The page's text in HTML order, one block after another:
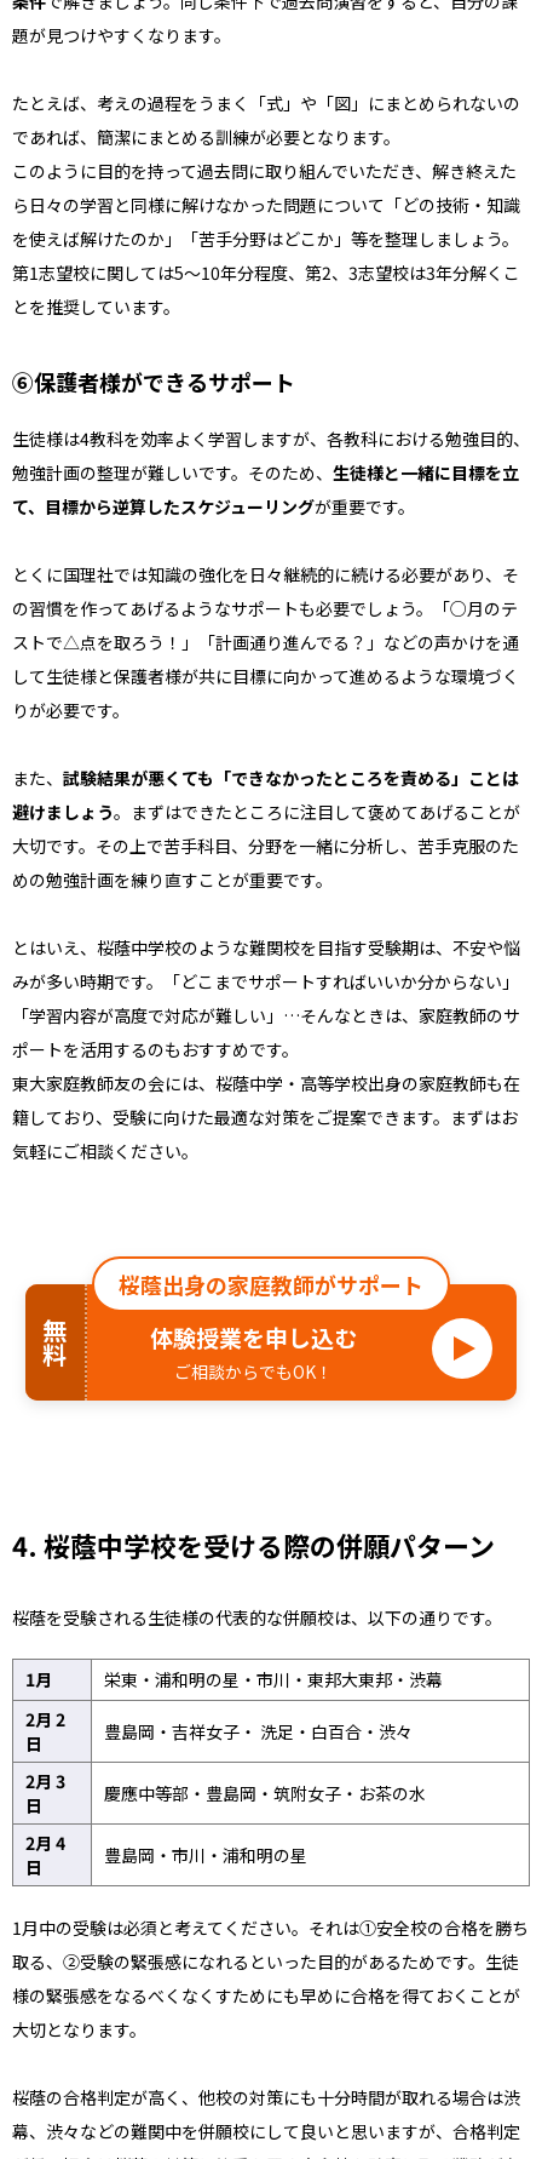
題が見つけやすくなります。
たとえば、考えの過程をうまく「式」や「図」にまとめられないの
であれば、簡潔にまとめる訓練が必要となります。
このように目的を持って過去問に取り組んでいただき、解き終えた
ら日々の学習と同様に解けなかった問題について「どの技術・知識
を使えば解けたのか」「苦手分野はどこか」等を整理しましょう。
第1志望校に関しては5〜10年分程度、第2、3志望校は3年分解くこ
とを推奨しています。
⑥保護者様ができるサポート
生徒様は4教科を効率よく学習しますが、各教科における勉強目的、
勉強計画の整理が難しいです。そのため、 生徒様と一緒に目標を立
て、目標から逆算したスケジューリングが重要です。
とくに国理社では知識の強化を日々継続的に続ける必要があり、そ
の習慣を作ってあげるようなサポートも必要でしょう。「○月のテ
ストで△点を取ろう！」「計画通り進んでる？」などの声かけを通
して生徒様と保護者様が共に目標に向かって進めるような環境づく
りが必要です。
また、 試験結果が悪くても「できなかったところを責める」ことは
避けましょう。まずはできたところに注目して褒めてあげることが
大切です。その上で苦手科目、分野を一緒に分析し、苦手克服のた
めの勉強計画を練り直すことが重要です。
とはいえ、桜蔭中学校のような難関校を目指す受験期は、不安や悩
みが多い時期です。「どこまでサポートすればいいか分からない」
「学習内容が高度で対応が難しい」…そんなときは、家庭教師のサ
ポートを活用するのもおすすめです。
東大家庭教師友の会には、桜蔭中学・高等学校出身の家庭教師も在
籍しており、受験に向けた最適な対策をご提案できます。まずはお
気軽にご相談ください。
桜蔭出身の家庭教師がサポート
無料 体験授業を申し込む
ご相談からでもOK！
4. 桜蔭中学校を受ける際の併願パターン
桜蔭を受験される生徒様の代表的な併願校は、以下の通りです。
1月
栄東・浦和明の星・市川・東邦大東邦・渋幕
2月 2
日
豊島岡・吉祥女子・ 洗足・白百合・渋々
2月 3
日
慶應中等部・豊島岡・筑附女子・お茶の水
2月 4
日
豊島岡・市川・浦和明の星
1月中の受験は必須と考えてください。それは①安全校の合格を勝ち
取る、②受験の緊張感になれるといった目的があるためです。生徒
様の緊張感をなるべくなくすためにも早めに合格を得ておくことが
大切となります。
桜蔭の合格判定が高く、他校の対策にも十分時間が取れる場合は渋
幕、渋々などの難関中を併願校にして良いと思いますが、合格判定